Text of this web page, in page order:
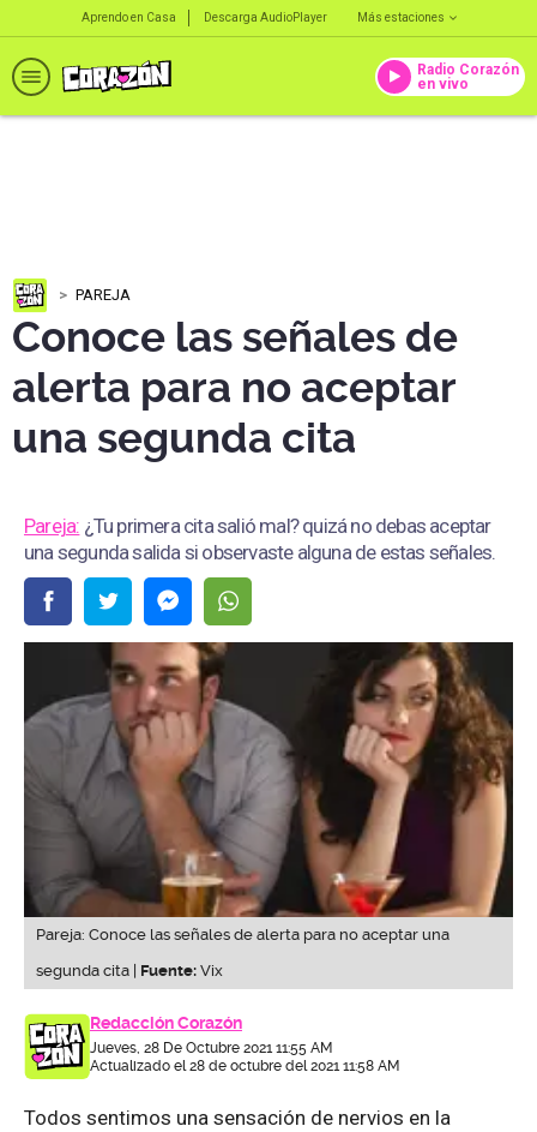
Aprendo en Casa Descarga AudioPlayer Más estaciones
Radio Corazón
en vivo
PAREJA
Conoce las señales de
alerta para no aceptar
una segunda cita
Pareja: ¿Tu primera cita salió mal? quizá no debas aceptar
una segunda salida si observaste alguna de estas señales.
Pareja: Conoce las señales de alerta para no aceptar una
segunda cita | Fuente: Vix
Redacción Corazón
Jueves, 28 De Octubre 2021 11:55 AM
Actualizado el 28 de octubre del 2021 11:58 AM
Todos sentimos una sensación de nervios en la